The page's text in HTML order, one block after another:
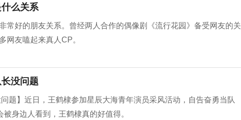
么关系
常好的朋友关系。曾经两人合作的偶像剧《流行花园》备受网友的关
网友嗑起来真人CP。
没问题
题】近日，王鹤棣参加星辰大海青年演员采风活动，自告奋勇当队
身边人看到，王鹤棣真的好值得。